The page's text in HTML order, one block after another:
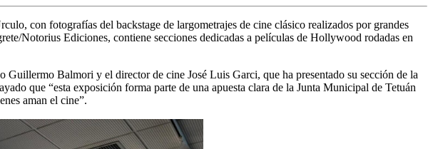
con fotografías del backstage de largometrajes de cine clásico realizados por grandes
Notorius Ediciones, contiene secciones dedicadas a películas de Hollywood rodadas en
Balmori y el director de cine José Luis Garci, que ha presentado su sección de la
que “esta exposición forma parte de una apuesta clara de la Junta Municipal de Tetuán
aman el cine”.